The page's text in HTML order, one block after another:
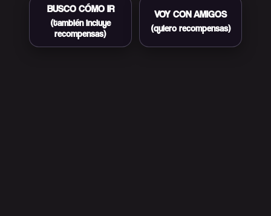
BUSCO CÓMO IR
(también incluye
recompensas)
VOY CON AMIGOS
(quiero recompensas)